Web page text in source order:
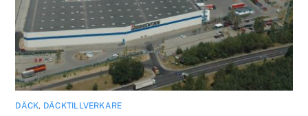
DÄCK, DÄCKTILLVERKARE